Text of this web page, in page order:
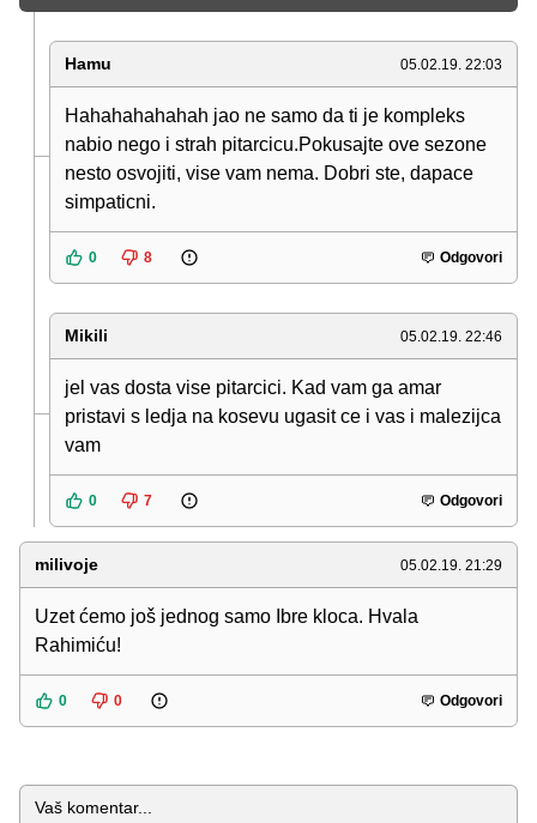
Hamu 05.02.19. 22:03
Hahahahahahah jao ne samo da ti je kompleks
nabio nego i strah pitarcicu.Pokusajte ove sezone
nesto osvojiti, vise vam nema. Dobri ste, dapace
simpaticni.
0 8 Odgovori
Mikili 05.02.19. 22:46
jel vas dosta vise pitarcici. Kad vam ga amar
pristavi s ledja na kosevu ugasit ce i vas i malezijca
vam
0 7 Odgovori
milivoje 05.02.19. 21:29
Uzet ćemo još jednog samo Ibre kloca. Hvala
Rahimiću!
0 0 Odgovori
Komentar